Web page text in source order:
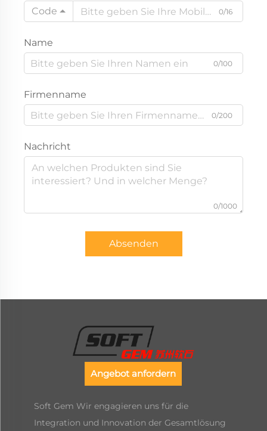
Code
0/16
Name
0/100
Firmenname
0/200
Nachricht
0/1000
Absenden
Angebot anfordern
Soft Gem Wir engagieren uns für die
Integration und Innovation der Gesamtlösung